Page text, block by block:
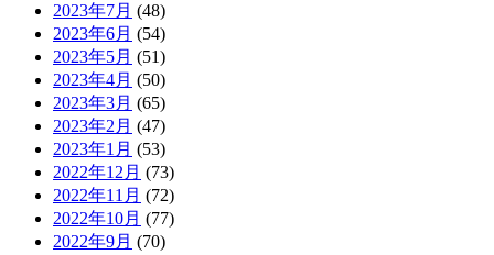
2023年7月 (48)
2023年6月 (54)
2023年5月 (51)
2023年4月 (50)
2023年3月 (65)
2023年2月 (47)
2023年1月 (53)
2022年12月 (73)
2022年11月 (72)
2022年10月 (77)
2022年9月 (70)